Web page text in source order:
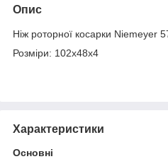
Опис
Ніж роторної косарки Niemeyer
Розміри: 102x48x4
Характеристики
Основні